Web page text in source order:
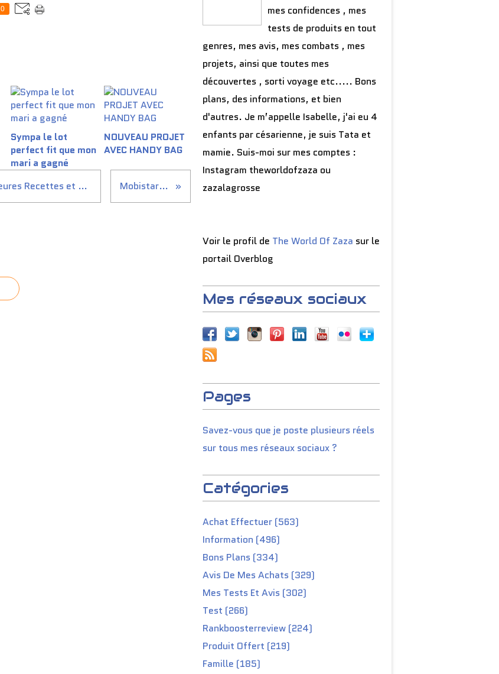
0
Sympa le lot
perfect fit que mon
mari a gagné
NOUVEAU PROJET
AVEC HANDY BAG
Cyber Monday : -50% sur nos Meilleures Recettes et vos coffrets Noël à prix doux Mobistar Dauphin
mes confidences , mes
tests de produits en tout
genres, mes avis, mes combats , mes
projets, ainsi que toutes mes
découvertes , sorti voyage etc..... Bons
plans, des informations, et bien
d'autres. Je m’appelle Isabelle, j'ai eu 4
enfants par césarienne, je suis Tata et
mamie. Suis-moi sur mes comptes :
Instagram theworldofzaza ou
zazalagrosse
Voir le profil de The World Of Zaza sur le
portail Overblog
Mes réseaux sociaux
Pages
Savez-vous que je poste plusieurs réels
sur tous mes réseaux sociaux ?
Catégories
Achat Effectuer (563)
Information (496)
Bons Plans (334)
Avis De Mes Achats (329)
Mes Tests Et Avis (302)
Test (266)
Rankboosterreview (224)
Produit Offert (219)
Famille (185)